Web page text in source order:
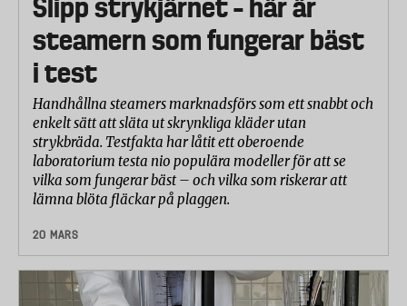
Slipp strykjärnet – här är
steamern som fungerar bäst
i test
Handhållna steamers marknadsförs som ett snabbt och
enkelt sätt att släta ut skrynkliga kläder utan
strykbräda. Testfakta har låtit ett oberoende
laboratorium testa nio populära modeller för att se
vilka som fungerar bäst – och vilka som riskerar att
lämna blöta fläckar på plaggen.
20 MARS